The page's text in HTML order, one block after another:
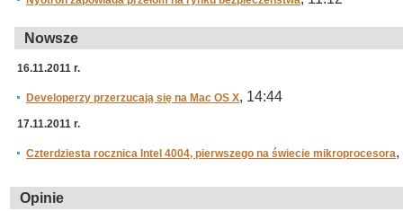
Nowsze
16.11.2011 r.
Developerzy przerzucają się na Mac OS X, 14:44
17.11.2011 r.
Czterdziesta rocznica Intel 4004, pierwszego na świecie mikroprocesora,
Opinie